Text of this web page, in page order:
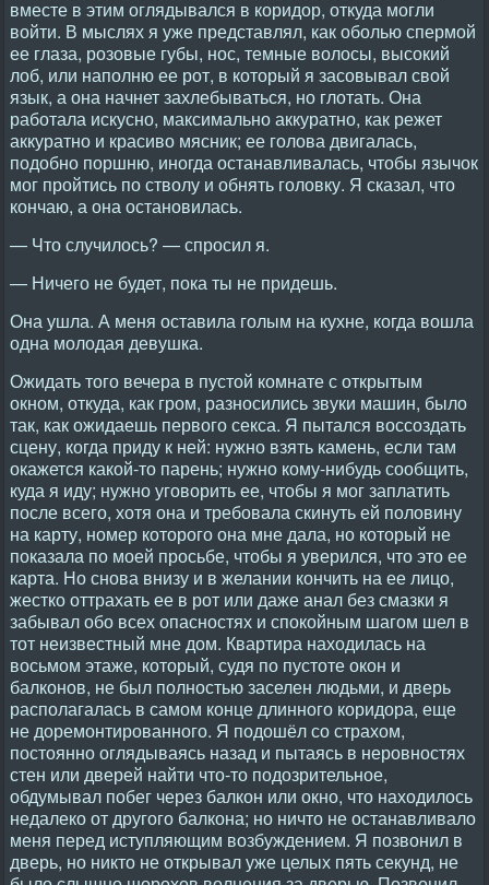
вместе в этим оглядывался в коридор, откуда могли
войти. В мыслях я уже представлял, как оболью спермой
ее глаза, розовые губы, нос, темные волосы, высокий
лоб, или наполню ее рот, в который я засовывал свой
язык, а она начнет захлебываться, но глотать. Она
работала искусно, максимально аккуратно, как режет
аккуратно и красиво мясник; ее голова двигалась,
подобно поршню, иногда останавливалась, чтобы язычок
мог пройтись по стволу и обнять головку. Я сказал, что
кончаю, а она остановилась.
— Что случилось? — спросил я.
— Ничего не будет, пока ты не придешь.
Она ушла. А меня оставила голым на кухне, когда вошла
одна молодая девушка.
Ожидать того вечера в пустой комнате с открытым
окном, откуда, как гром, разносились звуки машин, было
так, как ожидаешь первого секса. Я пытался воссоздать
сцену, когда приду к ней: нужно взять камень, если там
окажется какой-то парень; нужно кому-нибудь сообщить,
куда я иду; нужно уговорить ее, чтобы я мог заплатить
после всего, хотя она и требовала скинуть ей половину
на карту, номер которого она мне дала, но который не
показала по моей просьбе, чтобы я уверился, что это ее
карта. Но снова внизу и в желании кончить на ее лицо,
жестко оттрахать ее в рот или даже анал без смазки я
забывал обо всех опасностях и спокойным шагом шел в
тот неизвестный мне дом. Квартира находилась на
восьмом этаже, который, судя по пустоте окон и
балконов, не был полностью заселен людьми, и дверь
располагалась в самом конце длинного коридора, еще
не доремонтированного. Я подошёл со страхом,
постоянно оглядываясь назад и пытаясь в неровностях
стен или дверей найти что-то подозрительное,
обдумывал побег через балкон или окно, что находилось
недалеко от другого балкона; но ничто не останавливало
меня перед иступляющим возбуждением. Я позвонил в
дверь, но никто не открывал уже целых пять секунд, не